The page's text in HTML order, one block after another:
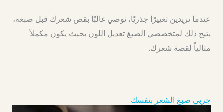
عندما تريدين تغييرًا جذريًا، نوصي غالبًا بقص شعرك قبل صبغه،
يتيح ذلك لمتخصصي الصبغ تعديل اللون بحيث يكون مكملاً
مثالياً لقصة شعرك.
جربي صبغ الشعر بنفسك